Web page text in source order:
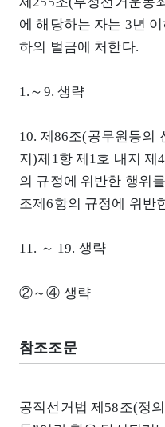
에 해당하는 자는 3년
하의 벌금에 처한다.
1.～9. 생략
10. 제86조(공무원등의
지)제1항 제1호 내지 제
의 규정에 위반한 행위
조제6항의 규정에 위반
11. ～ 19. 생략
②～④ 생략
참조조문
공직선거법 제58조(정